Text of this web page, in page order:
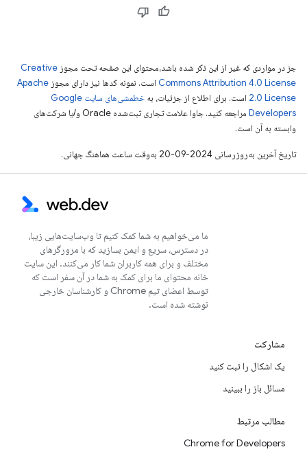
جز در مواردی که غیر از این ذکر شده باشد،‌محتوای این صفحه تحت مجوز Creative
Commons Attribution 4.0 License است. نمونه کدها نیز دارای مجوز Apache
2.0 License است. برای اطلاع از جزئیات، به
خطمشی‌های سایت Google
Developers‏
مراجعه کنید. جاوا علامت تجاری ثبت‌شده Oracle و/یا شرکت‌های
وابسته به آن است.
تاریخ آخرین به‌روزرسانی 2024-09-20 به‌وقت ساعت هماهنگ جهانی.
ما می‌خواهیم به شما کمک کنیم تا وب‌سایت‌هایی زیبا،
در دسترس، سریع و ایمن بسازید که با مرورگرهای
مختلف و برای همه کاربران شما کار می‌کنند. این سایت
خانه محتوای ما برای کمک به شما در آن سفر است که
توسط اعضای تیم Chrome و کارشناسان خارجی
نوشته شده است.
مشارکت
یک اشکال را ثبت کنید
مسائل باز را ببینید
مطالب مرتبط
Chrome for Developers